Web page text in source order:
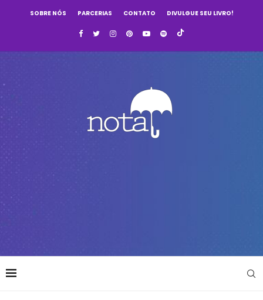
SOBRE NÓS PARCERIAS CONTATO DIVULGUE SEU LIVRO!